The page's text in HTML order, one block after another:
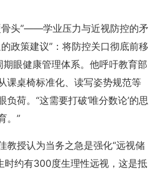
骨头”——学业压力与近视防控的矛
政策建议”：将防控关口彻底前移
眼健康管理体系。他呼吁教育部
课桌椅标准化、读写姿势规范等
荷。“这需要打破‘唯分数论’的思
。”
教授认为当务之急是强化“远视储
时约有300度生理性远视，这是抵